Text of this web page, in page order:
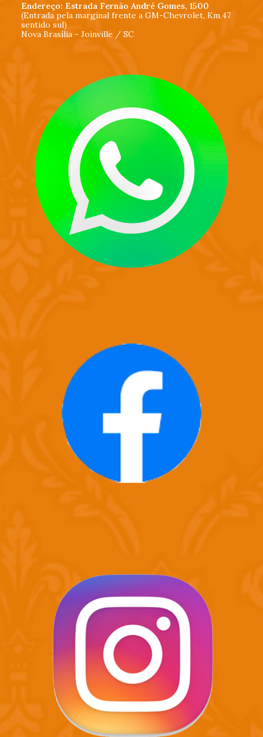
Endereço: Estrada Fernão André Gomes, 1500
(Entrada pela marginal frente a GM-Chevrolet, Km.47
sentido sul)
Nova Brasília - Joinville / SC